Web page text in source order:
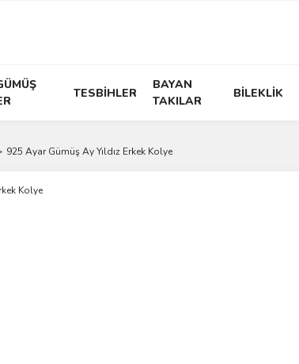
TESBİHLER
BAYAN
TAKILAR
BİLEKLİK
925 Ayar Gümüş Ay Yıldız Erkek Kolye